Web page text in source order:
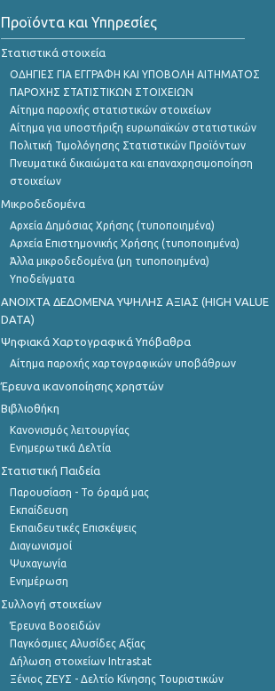
Προϊόντα και Υπηρεσίες
Στατιστικά στοιχεία
ΟΔΗΓΙΕΣ ΓΙΑ ΕΓΓΡΑΦΗ ΚΑΙ ΥΠΟΒΟΛΗ ΑΙΤΗΜΑΤΟΣ
ΠΑΡΟΧΗΣ ΣΤΑΤΙΣΤΙΚΩΝ ΣΤΟΙΧΕΙΩΝ
Αίτημα παροχής στατιστικών στοιχείων
Αίτημα για υποστήριξη ευρωπαϊκών στατιστικών
Πολιτική Τιμολόγησης Στατιστικών Προϊόντων
Πνευματικά δικαιώματα και επαναχρησιμοποίηση
στοιχείων
Μικροδεδομένα
Αρχεία Δημόσιας Χρήσης (τυποποιημένα)
Αρχεία Επιστημονικής Χρήσης (τυποποιημένα)
Άλλα μικροδεδομένα (μη τυποποιημένα)
Υποδείγματα
ANOIXTA ΔΕΔΟΜΕΝΑ ΥΨΗΛΗΣ ΑΞΙΑΣ (HIGH VALUE
DATA)
Ψηφιακά Χαρτογραφικά Υπόβαθρα
Αίτημα παροχής χαρτογραφικών υποβάθρων
Έρευνα ικανοποίησης χρηστών
Βιβλιοθήκη
Κανονισμός λειτουργίας
Ενημερωτικά Δελτία
Στατιστική Παιδεία
Παρουσίαση - Το όραμά μας
Εκπαίδευση
Εκπαιδευτικές Επισκέψεις
Διαγωνισμοί
Ψυχαγωγία
Ενημέρωση
Συλλογή στοιχείων
Έρευνα Βοοειδών
Παγκόσμιες Αλυσίδες Αξίας
Δήλωση στοιχείων Intrastat
Ξένιος ΖΕΥΣ - Δελτίο Κίνησης Τουριστικών